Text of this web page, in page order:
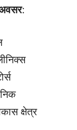
:
क्षेत्र